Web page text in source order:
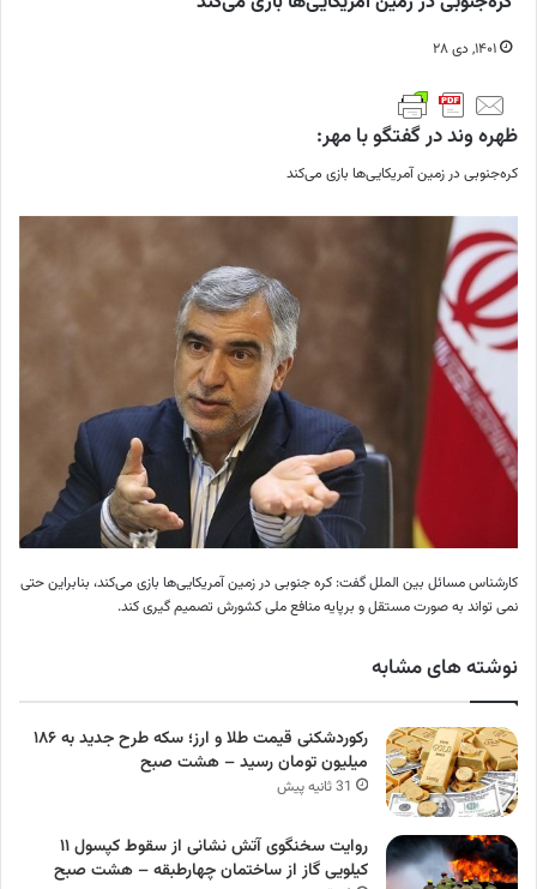
۱۴۰۱, دی ۲۸
ظهره وند در گفتگو با مهر:
کره‌جنوبی در زمین آمریکایی‌ها بازی می‌کند
کارشناس مسائل بین الملل گفت: کره جنوبی در زمین آمریکایی‌ها بازی می‌کند، بنابراین حتی
نمی تواند به صورت مستقل و برپایه منافع ملی کشورش تصمیم گیری کند.
نوشته های مشابه
رکوردشکنی قیمت طلا و ارز؛ سکه طرح جدید به ۱۸۶
میلیون تومان رسید – هشت صبح
31 ثانیه پیش
روایت سخنگوی آتش نشانی از سقوط کپسول ۱۱
کیلویی گاز از ساختمان چهارطبقه – هشت صبح